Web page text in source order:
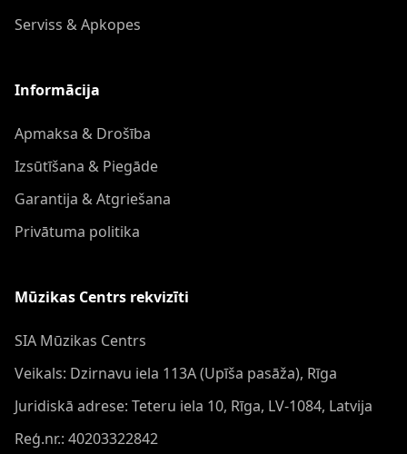
Serviss & Apkopes
Informācija
Apmaksa & Drošība
Izsūtīšana & Piegāde
Garantija & Atgriešana
Privātuma politika
Mūzikas Centrs rekvizīti
SIA Mūzikas Centrs
Veikals: Dzirnavu iela 113A (Upīša pasāža), Rīga
Juridiskā adrese: Teteru iela 10, Rīga, LV-1084, Latvija
Reģ.nr.: 40203322842